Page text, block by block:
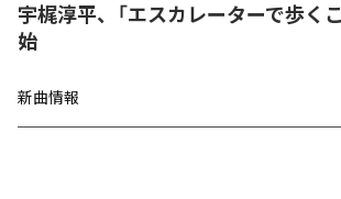
宇梶淳平、「エスカレーターで歩く
始
新曲情報